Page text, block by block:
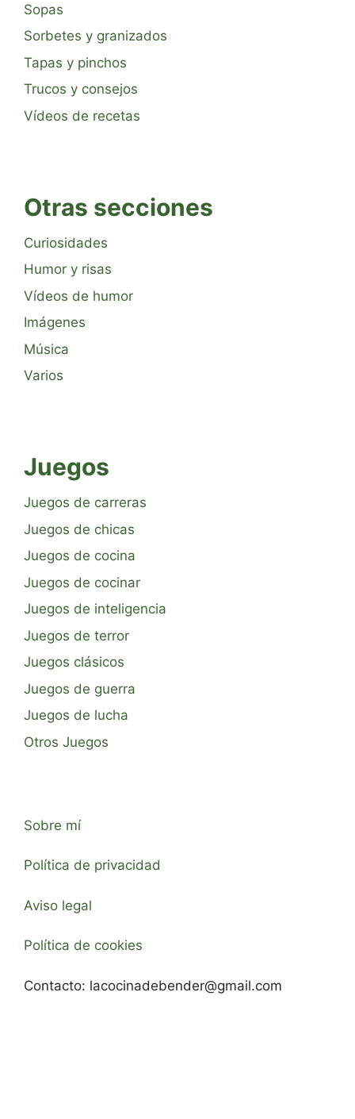
Sopas
Sorbetes y granizados
Tapas y pinchos
Trucos y consejos
Vídeos de recetas
Otras secciones
Curiosidades
Humor y risas
Vídeos de humor
Imágenes
Música
Varios
Juegos
Juegos de carreras
Juegos de chicas
Juegos de cocina
Juegos de cocinar
Juegos de inteligencia
Juegos de terror
Juegos clásicos
Juegos de guerra
Juegos de lucha
Otros Juegos
Sobre mí
Política de privacidad
Aviso legal
Política de cookies
Contacto: lacocinadebender@gmail.com